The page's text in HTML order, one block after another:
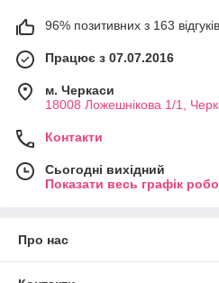
96% позитивних з 163
Працює з 07.07.2016
м. Черкаси
18008 Ложешнікова 1/1,
Контакти
Сьогодні вихідний
Показати весь графік
Про нас